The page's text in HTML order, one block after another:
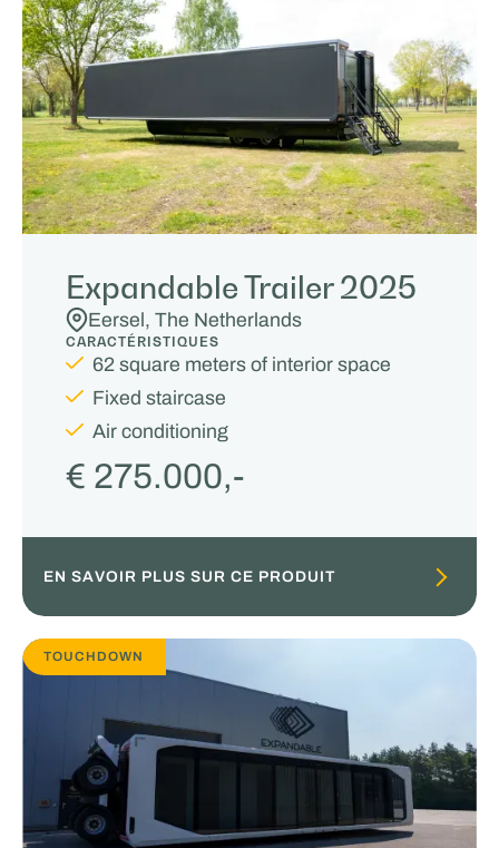
Expandable Trailer 2025
Eersel, The Netherlands
CARACTÉRISTIQUES
62 square meters of interior space
Fixed staircase
Air conditioning
€ 275.000,-
EN SAVOIR PLUS SUR CE PRODUIT
TOUCHDOWN